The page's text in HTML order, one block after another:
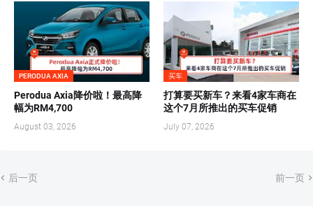
PERODUA AXIA
Perodua Axia降价啦！最高降
幅为RM4,700
August 03, 2026
买车
打算要买新车？来看4家车商在
这个7月所推出的买车促销
July 07, 2026
后一页 前一页